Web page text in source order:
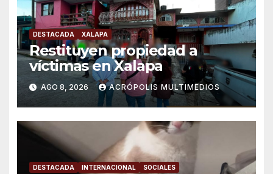
DESTACADA XALAPA
Restituyen propiedad a
víctimas en Xalapa
AGO 8, 2026 ACRÓPOLIS MULTIMEDIOS
DESTACADA INTERNACIONAL SOCIALES